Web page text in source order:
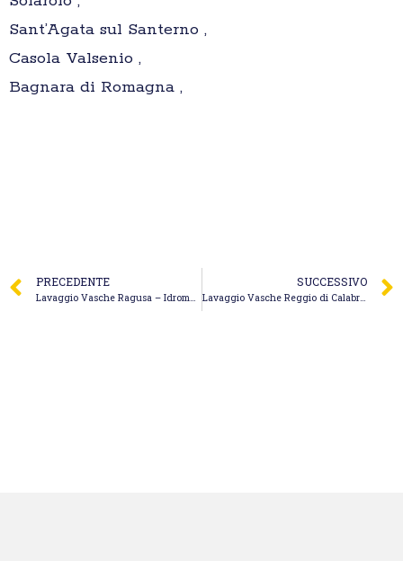
Sant’Agata sul Santerno ,
Casola Valsenio ,
Bagnara di Romagna ,
PRECEDENTE
Lavaggio Vasche Ragusa – Idromeccanica Srl
SUCCESSIVO
Lavaggio Vasche Reggio di Calabria – Autospurgo Ardea